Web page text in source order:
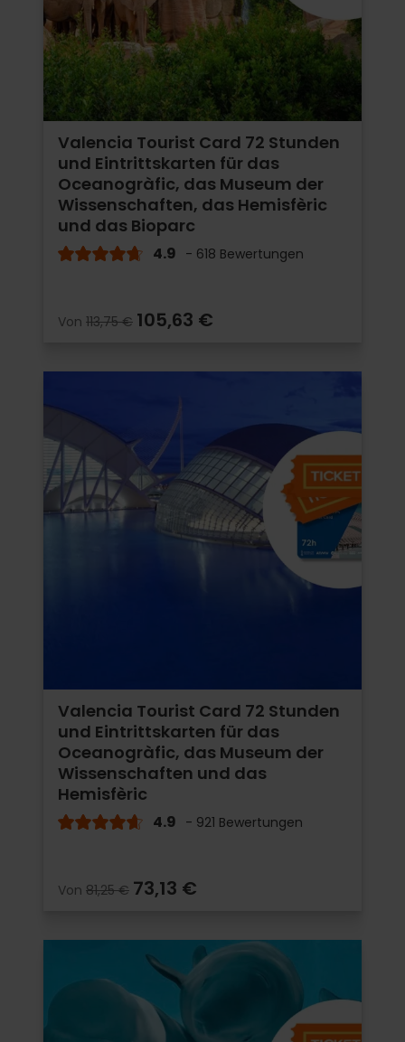
Valencia Tourist Card 72 Stunden
und Eintrittskarten für das
Oceanogràfic, das Museum der
Wissenschaften, das Hemisfèric
und das Bioparc
4.9 - 618 Bewertungen
Von 113,75 € 105,63 €
Valencia Tourist Card 72 Stunden
und Eintrittskarten für das
Oceanogràfic, das Museum der
Wissenschaften und das
Hemisfèric
4.9 - 921 Bewertungen
Von 81,25 € 73,13 €